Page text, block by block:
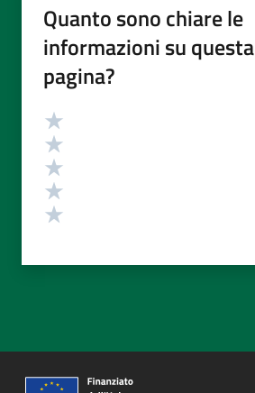
Quanto sono chiare le
informazioni su questa
pagina?
Valutazione